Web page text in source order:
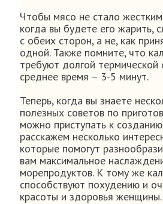
Чтобы мясо не стало
когда вы будете его жарить,
с обеих сторон, а не, как
одной. Также помните, что
требуют долгой термической
среднее время – 3-5 минут.
Теперь, когда вы знаете
полезных советов по
можно приступать к
расскажем несколько
которые помогут
вам максимальное
морепродуктов. К тому же
способствуют похудению и
красоты и здоровья женщины.